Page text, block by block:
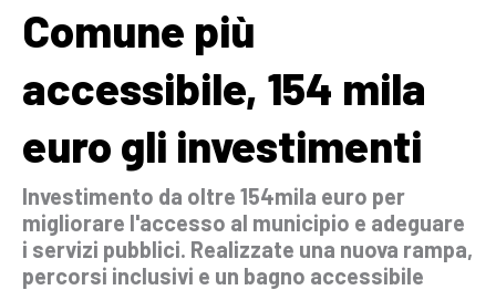
Comune più
accessibile, 154 mila
euro gli investimenti
Investimento da oltre 154mila euro per
migliorare l'accesso al municipio e adeguare
i servizi pubblici. Realizzate una nuova rampa,
percorsi inclusivi e un bagno accessibile